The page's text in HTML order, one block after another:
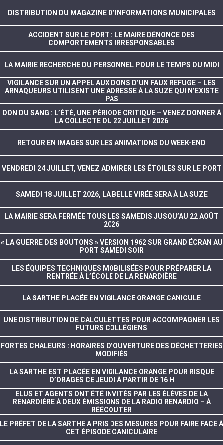
DISTRIBUTION DU MAGAZINE D’INFORMATIONS MUNICIPALES
ACCIDENT SUR LE PORT : LE MAIRE DÉNONCE DES
COMPORTEMENTS IRRESPONSABLES
LA MAIRIE RECHERCHE DU PERSONNEL POUR LE TEMPS DU MIDI
VIGILANCE SUR UN APPEL AUX DONS D’UN FAUX REFUGE – LES
ARNAQUEURS UTILISENT UNE ADRESSE À LA SUZE QUI N’EXISTE
PAS
DON DU SANG : L’ÉTÉ, UNE PÉRIODE CRITIQUE – VENEZ DONNER À
LA COLLECTE DU 22 JUILLET 2026
RETOUR EN IMAGES SUR LES ANIMATIONS DU WEEK-END
VENDREDI 24 JUILLET, VENEZ ADMIRER LES ÉTOILES SUR LE PORT
SAMEDI 18 JUILLET 2026, LA BELLE VIRÉE SERA À LA SUZE
LA MAIRIE SERA FERMÉE TOUS LES SAMEDIS JUSQU’AU 22 AOÛT
2026
« LA GUERRE DES BOUTONS » VERSION 1962 SUR GRAND ÉCRAN AU
PORT SAMEDI SOIR
LES ÉQUIPES TECHNIQUES MOBILISÉES POUR PRÉPARER LA
RENTRÉE À L’ÉCOLE DE LA RENARDIÈRE
LA SARTHE PLACÉE EN VIGILANCE ORANGE CANICULE
UNE DISTRIBUTION DE CALCULETTES POUR ACCOMPAGNER LES
FUTURS COLLÉGIENS
FORTES CHALEURS : HORAIRES D’OUVERTURE DES DÉCHETTERIES
MODIFIÉS
LA SARTHE EST PLACÉE EN VIGILANCE ORANGE POUR RISQUE
D’ORAGES CE JEUDI À PARTIR DE 16 H
ELUS ET AGENTS ONT ÉTÉ INVITÉS PAR LES ÉLÈVES DE LA
RENARDIÈRE À DEUX ÉMISSIONS DE LA RADIO RENARDIO – À
RÉÉCOUTER
LE PRÉFET DE LA SARTHE A PRIS DES MESURES POUR FAIRE FACE À
CET ÉPISODE CANICULAIRE